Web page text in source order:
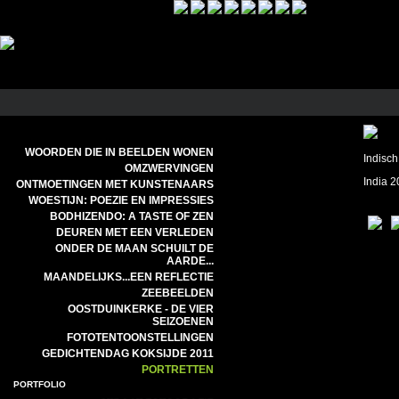
WOORDEN DIE IN BEELDEN WONEN
OMZWERVINGEN
ONTMOETINGEN MET KUNSTENAARS
WOESTIJN: POEZIE EN IMPRESSIES
BODHIZENDO: A TASTE OF ZEN
DEUREN MET EEN VERLEDEN
ONDER DE MAAN SCHUILT DE
AARDE...
MAANDELIJKS...EEN REFLECTIE
ZEEBEELDEN
OOSTDUINKERKE - DE VIER
SEIZOENEN
FOTOTENTOONSTELLINGEN
GEDICHTENDAG KOKSIJDE 2011
PORTRETTEN
PORTFOLIO
India